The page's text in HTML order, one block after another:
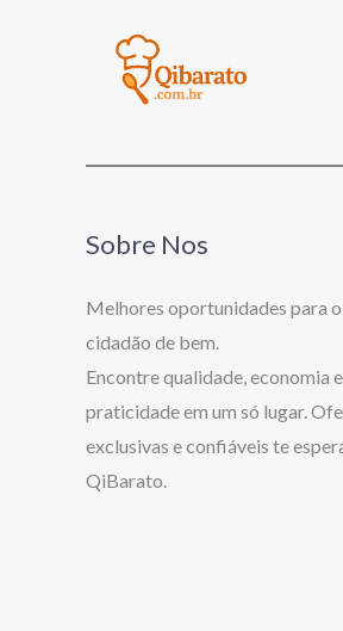
Sobre Nos
Melhores oportunidades para o
cidadão de bem.
Encontre qualidade, economia e
praticidade em um só lugar.
exclusivas e confiáveis te
QiBarato.